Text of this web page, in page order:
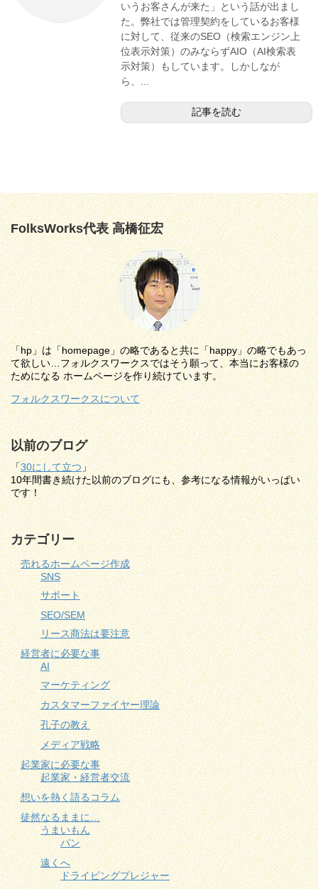
いうお客さんが来た」という話が出まし
た。弊社では管理契約をしているお客様
に対して、従来のSEO（検索エンジン上
位表示対策）のみならずAIO（AI検索表
示対策）もしています。しかしなが
ら、...
記事を読む
FolksWorks代表 高橋征宏
「hp」は「homepage」の略であると共に「happy」の略でもあっ
て欲しい…フォルクスワークスではそう願って、本当にお客様の
ためになる ホームページを作り続けています。
フォルクスワークスについて
以前のブログ
「30にして立つ」
10年間書き続けた以前のブログにも、参考になる情報がいっぱい
です！
カテゴリー
売れるホームページ作成
SNS
サポート
SEO/SEM
リース商法は要注意
経営者に必要な事
AI
マーケティング
カスタマーファイヤー理論
孔子の教え
メディア戦略
起業家に必要な事
起業家・経営者交流
想いを熱く語るコラム
徒然なるままに…
うまいもん
パン
遠くへ
ドライビングプレジャー